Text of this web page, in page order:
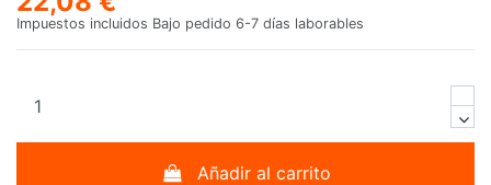
Impuestos incluidos Bajo pedido 6-7 días laborables
Añadir al carrito